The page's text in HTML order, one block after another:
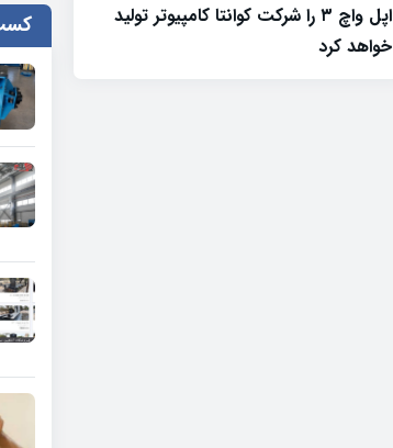
اپل واچ ۳ را شرکت کوانتا کامپیوتر تولید
خواهد کرد